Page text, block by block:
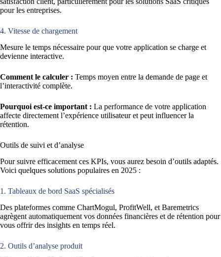
pour les entreprises.
4. Vitesse de chargement
Mesure le temps nécessaire pour que votre application se charge et
devienne interactive.
Comment le calculer : Temps moyen entre la demande de page et
l’interactivité complète.
Pourquoi est-ce important : La performance de votre application
affecte directement l’expérience utilisateur et peut influencer la
rétention.
Outils de suivi et d’analyse
Pour suivre efficacement ces KPIs, vous aurez besoin d’outils adaptés.
Voici quelques solutions populaires en 2025 :
1. Tableaux de bord SaaS spécialisés
Des plateformes comme ChartMogul, ProfitWell, et Baremetrics
agrègent automatiquement vos données financières et de rétention pour
vous offrir des insights en temps réel.
2. Outils d’analyse produit